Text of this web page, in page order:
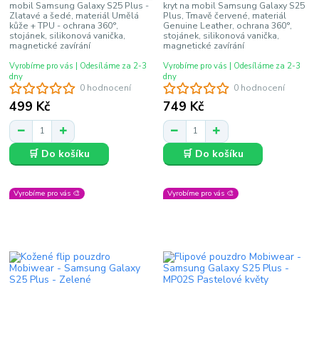
0 hodnocení
mobil Samsung Galaxy S25 Plus -
Zlatavé a šedé, materiál Umělá
kůže + TPU - ochrana 360°,
stojánek, silikonová vanička,
magnetické zavírání
499 Kč
Vyrobíme pro vás | Odesíláme za 2-3
dny
🛒 Do košíku
0 hodnocení
kryt na mobil Samsung Galaxy S25
Plus, Tmavě červené, materiál
Genuine Leather, ochrana 360°,
stojánek, silikonová vanička,
magnetické zavírání
749 Kč
Vyrobíme pro vás | Odesíláme za 2-3
dny
🛒 Do košíku
Vyrobíme pro vás 🎨 Vyrobíme pro vás 🎨